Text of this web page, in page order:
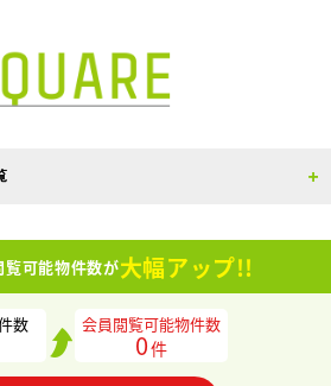
覧可能物件数が大幅アップ!!
数 会員閲覧可能物件数
0件